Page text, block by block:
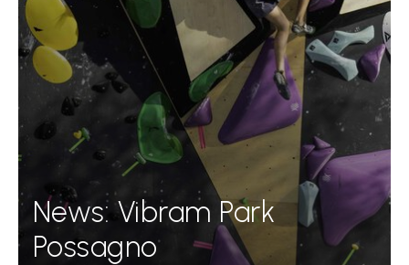
News: Vibram Park
Possagno